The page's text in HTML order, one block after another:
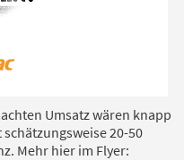
Umsatz wären knapp
20-50
Mehr hier im Flyer: